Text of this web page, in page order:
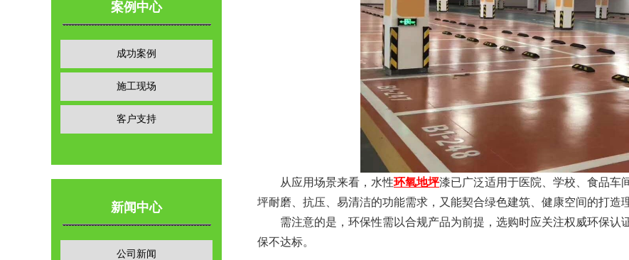
案例中心
成功案例
施工现场
客户支持
新闻中心
公司新闻
从应用场景来看，水性环氧地坪漆已广泛适用于医院、学校、食品车
坪耐磨、抗压、易清洁的功能需求，又能契合绿色建筑、健康空间的打造
需注意的是，环保性需以合规产品为前提，选购时应关注权威环保认
保不达标。